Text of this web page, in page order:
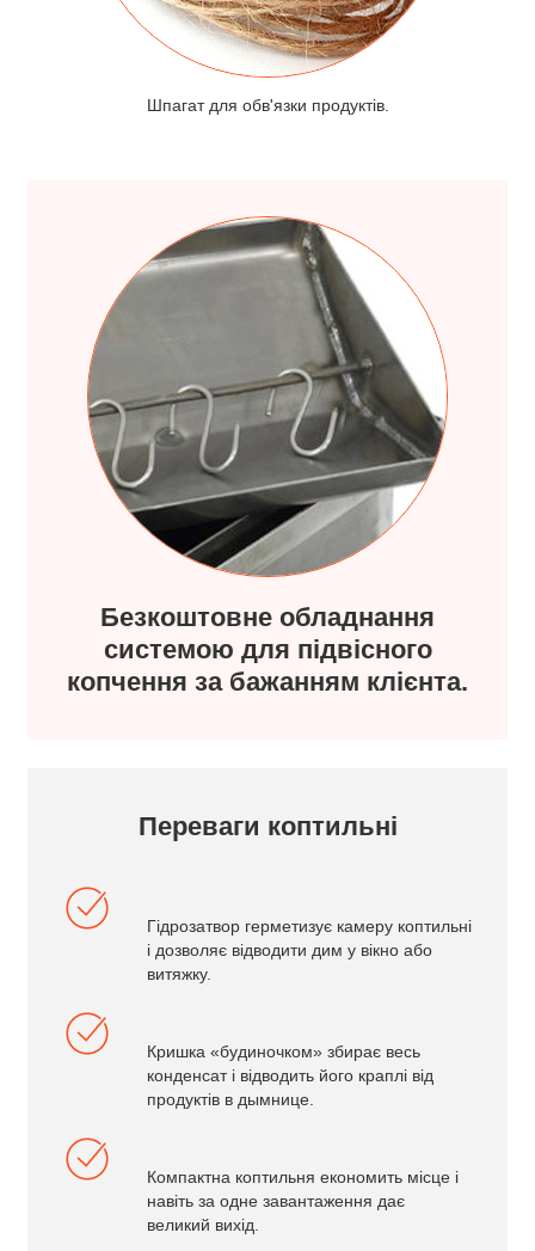
Шпагат для обв'язки продуктів.
Безкоштовне обладнання
системою для підвісного
копчення за бажанням клієнта.
Переваги коптильні
Гідрозатвор герметизує камеру коптильні
і дозволяє відводити дим у вікно або
витяжку.
Кришка «будиночком» збирає весь
конденсат і відводить його краплі від
продуктів в дымнице.
Компактна коптильня економить місце і
навіть за одне завантаження дає
великий вихід.